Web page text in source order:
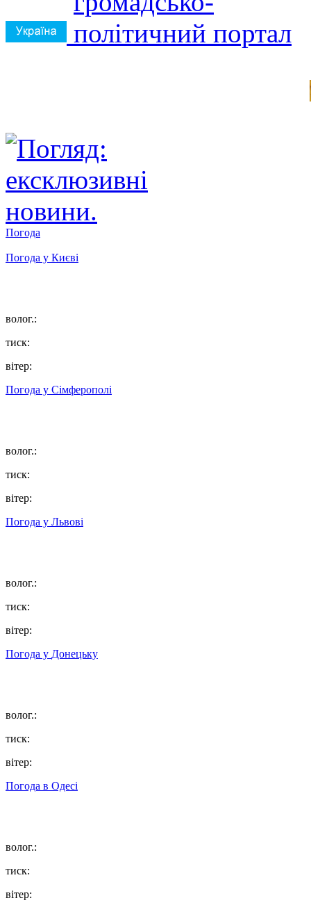
Погода
Погода у Києві
волог.:
тиск:
вітер:
Погода у Сімферополі
волог.:
тиск:
вітер:
Погода у Львові
волог.:
тиск:
вітер:
Погода у Донецьку
волог.:
тиск:
вітер:
Погода в Одесі
волог.:
тиск:
вітер: